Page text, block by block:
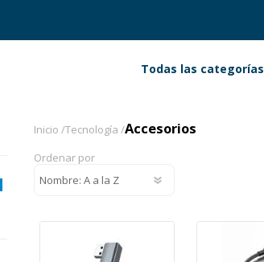
Todas las categorías
Accesorios
Inicio /Tecnología /Accesorios
Ordenar por